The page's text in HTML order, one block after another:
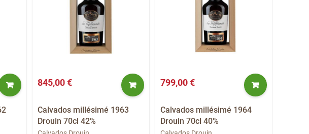
845,00 €
Calvados millésimé 1963
Drouin 70cl 42%
799,00 €
Calvados millésimé 1964
Drouin 70cl 40%